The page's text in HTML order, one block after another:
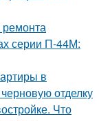
ремонта
серии П-44М:
в
отделку
Что